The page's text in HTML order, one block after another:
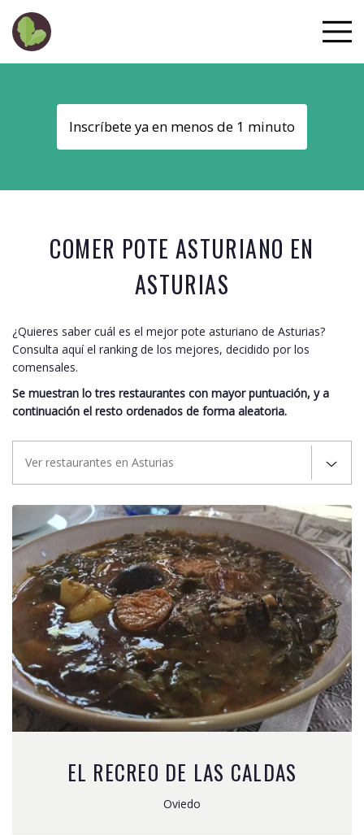
Inscríbete ya en menos de 1 minuto
COMER POTE ASTURIANO EN
ASTURIAS
¿Quieres saber cuál es el mejor pote asturiano de Asturias?
Consulta aquí el ranking de los mejores, decidido por los
comensales.
Se muestran lo tres restaurantes con mayor puntuación, y a
continuación el resto ordenados de forma aleatoria.
Ver restaurantes en Asturias
EL RECREO DE LAS CALDAS
Oviedo